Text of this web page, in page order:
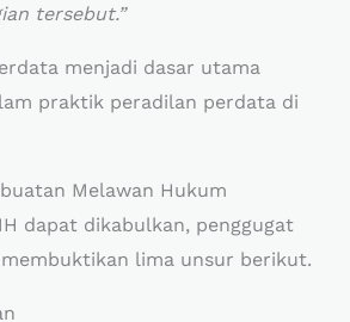
tersebut.”
menjadi dasar utama
praktik peradilan perdata di
Melawan Hukum
dapat dikabulkan, penggugat
lima unsur berikut.